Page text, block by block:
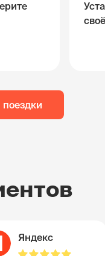
Яндекс